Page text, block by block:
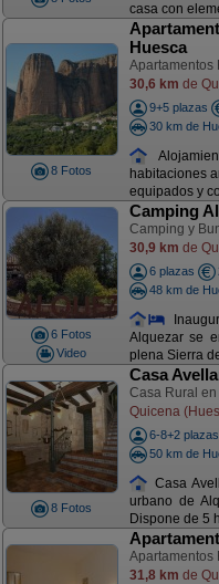
casa con
8 Fotos
Huesca
Apartamentos
30,6 km de
9+5 plazas
30 km de
habitaciones
equipados y
6 Fotos
Video
Camping
Camping y
30,9 km de
6 plazas
48 km de
Alquezar se
plena Sierra
8 Fotos
Casa
Casa Rural en
Quicena
6-8+2 plazas
50 km de
Casa
urbano de
Dispone de 5
Apartamentos
31,8 km de